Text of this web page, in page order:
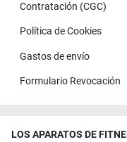
Contratación (CGC)
Política de Cookies
Gastos de envío
Formulario Revocación
LOS APARATOS DE